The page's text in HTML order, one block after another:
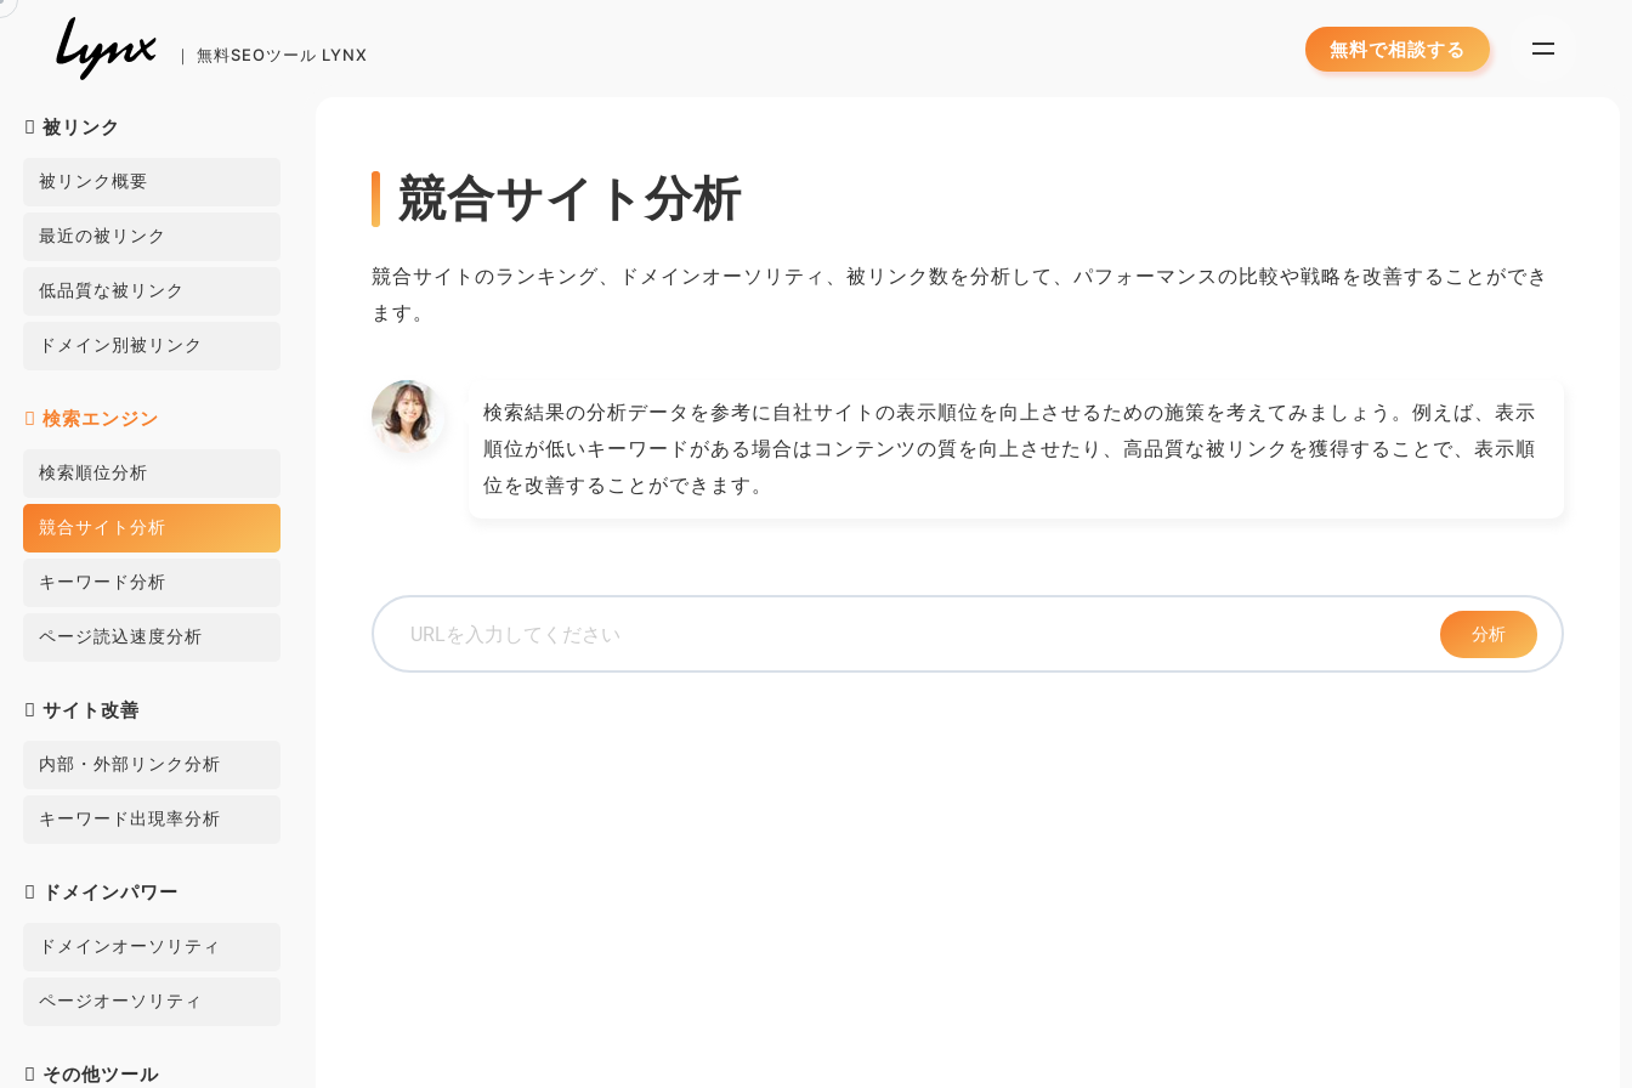
Skip
無料で相談する
被リンク
被リンク概要
最近の被リンク
低品質な被リンク
ドメイン別被リンク
検索エンジン
検索順位分析
競合サイト分析
キーワード分析
ページ読込速度分析
サイト改善
内部・外部リンク分析
キーワード出現率分析
ドメインパワー
ドメインオーソリティ
ページオーソリティ
その他ツール
競合サイト分析
競合サイトのランキング、ドメインオーソリティ、被リンク数を分析して、パフォーマンスの比較や戦略を改善することができ
ます。
検索結果の分析データを参考に自社サイトの表示順位を向上させるための施策を考えてみましょう。例えば、表示
順位が低いキーワードがある場合はコンテンツの質を向上させたり、高品質な被リンクを獲得することで、表示順
位を改善することができます。